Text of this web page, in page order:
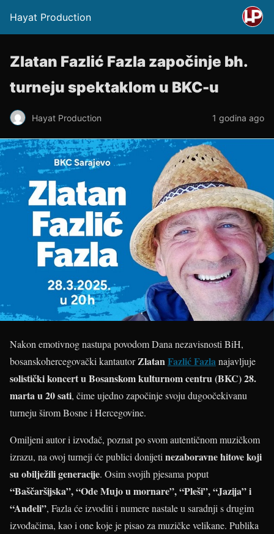
Hayat Production
Zlatan Fazlić Fazla započinje bh.
turneju spektaklom u BKC-u
Hayat Production 1 godina ago
Nakon emotivnog nastupa povodom Dana nezavisnosti BiH,
bosanskohercegovački kantautorZlatan Fazlić Fazla najavljuje
solistički koncert u Bosanskom kulturnom centru (BKC) 28.
marta u 20 sati, čime ujedno započinje svoju dugoočekivanu
turneju širom Bosne i Hercegovine.
Omiljeni autor i izvođač, poznat po svom autentičnom muzičkom
izrazu, na ovoj turneji će publici donijeti nezaboravne hitove koji
su obilježili generacije. Osim svojih pjesama poput
“Baščaršijska”, “Ode Mujo u mornare”, “Pleši”, “Jazija” i
“Anđeli”, Fazla će izvoditi i numere nastale u saradnji s drugim
izvođačima, kao i one koje je pisao za muzičke velikane. Publika